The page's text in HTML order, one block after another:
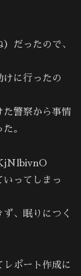
だったので、
けに行ったの
た警察から事情
。
いってしまっ
、眠りにつく
レポート作成に